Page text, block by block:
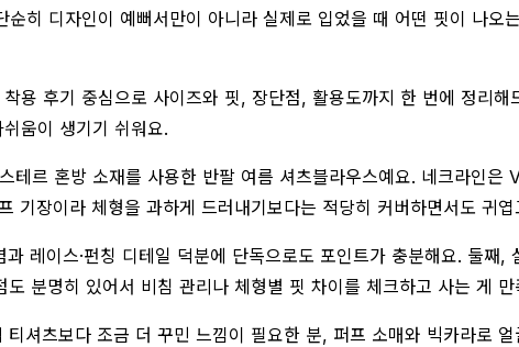
히 디자인이 예뻐서만이 아니라 실제로 입었을 때 어떤 핏이 나
용 후기 중심으로 사이즈와 핏, 장단점, 활용도까지 한 번에 정리
움이 생기기 쉬워요.
테르 혼방 소재를 사용한 반팔 여름 셔츠블라우스예요. 네크라인은
기장이라 체형을 과하게 드러내기보다는 적당히 커버하면서도 귀
레이스·펀칭 디테일 덕분에 단독으로도 포인트가 충분해요. 둘
분명히 있어서 비침 관리나 체형별 핏 차이를 체크하고 사는 게
셔츠보다 조금 더 꾸민 느낌이 필요한 분, 퍼프 소매와 빅카라로